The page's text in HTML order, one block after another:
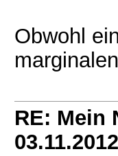
Obwohl
RE: Mein
03.11.2012